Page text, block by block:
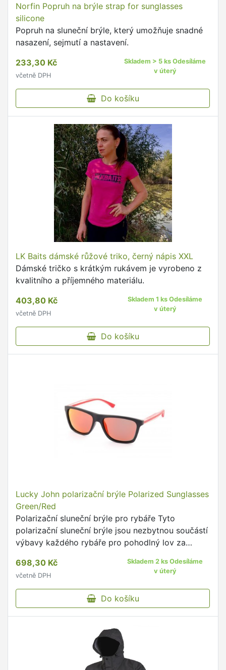
Norfin Popruh na brýle strap for sunglasses
silicone
Popruh na sluneční brýle, který umožňuje snadné
nasazení, sejmutí a nastavení.
233,30 Kč
včetně DPH
Skladem > 5 ks Odesíláme
v úterý
Do košíku
LK Baits dámské růžové triko, černý nápis XXL
Dámské tričko s krátkým rukávem je vyrobeno z
kvalitního a příjemného materiálu.
403,80 Kč
včetně DPH
Skladem 1 ks Odesíláme
v úterý
Do košíku
Lucky John polarizační brýle Polarized Sunglasses
Green/Red
Polarizační sluneční brýle pro rybáře Tyto
polarizační sluneční brýle jsou nezbytnou součástí
výbavy každého rybáře pro pohodlný lov za
698,30 Kč
včetně DPH
Skladem 2 ks Odesíláme
v úterý
Do košíku